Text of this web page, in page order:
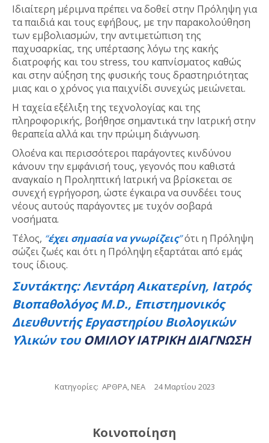
Ιδιαίτερη μέριμνα πρέπει να δοθεί στην Πρόληψη για
τα παιδιά και τους εφήβους, με την παρακολούθηση
των εμβολιασμών, την αντιμετώπιση της
παχυσαρκίας, της υπέρτασης λόγω της κακής
διατροφής και του stress, του καπνίσματος καθώς
και στην αύξηση της φυσικής τους δραστηριότητας
μιας και ο χρόνος για παιχνίδι συνεχώς μειώνεται.
Η ταχεία εξέλιξη της τεχνολογίας και της
πληροφορικής, βοήθησε σημαντικά την Ιατρική στην
θεραπεία αλλά και την πρώιμη διάγνωση.
Ολοένα και περισσότεροι παράγοντες κινδύνου
κάνουν την εμφάνισή τους, γεγονός που καθιστά
αναγκαίο η Προληπτική Ιατρική να βρίσκεται σε
συνεχή εγρήγορση, ώστε έγκαιρα να συνδέει τους
νέους αυτούς παράγοντες με τυχόν σοβαρά
νοσήματα.
Τέλος, “έχει σημασία να γνωρίζεις”ότι η Πρόληψη
σώζει ζωές και ότι η Πρόληψη εξαρτάται από εμάς
τους ίδιους.
Συντάκτης: Λεντάρη Αικατερίνη, Ιατρός
Βιοπαθολόγος M.D., Επιστημονικός
Διευθυντής Εργαστηρίου Βιολογικών
Υλικών του ΟΜΙΛΟΥ ΙΑΤΡΙΚΗ ΔΙΑΓΝΩΣΗ
Κατηγορίες: ΑΡΘΡΑ, ΝΕΑ 24 Μαρτίου 2023
Κοινοποίηση